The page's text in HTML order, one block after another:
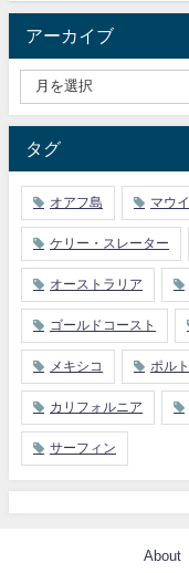
アーカイブ
タグ
オアフ島 マウ
ケリー・スレーター
オーストラリア
ゴールドコースト
メキシコ ポル
カリフォルニア
サーフィン
About